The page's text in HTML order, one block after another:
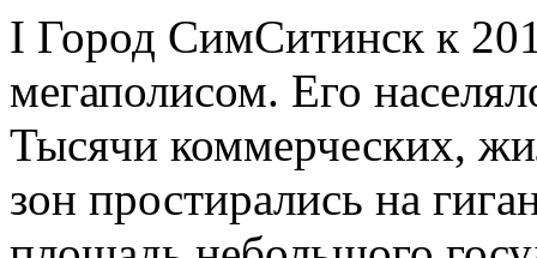
I Город СимСитинск к
мегаполисом. Его
Тысячи коммерческих,
зон простирались на